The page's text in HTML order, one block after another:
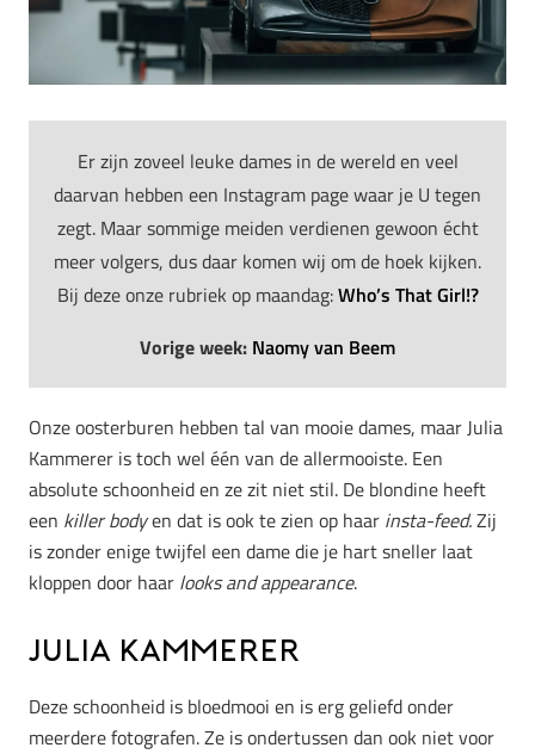
Er zijn zoveel leuke dames in de wereld en veel
daarvan hebben een Instagram page waar je U tegen
zegt. Maar sommige meiden verdienen gewoon écht
meer volgers, dus daar komen wij om de hoek kijken.
Bij deze onze rubriek op maandag:Who’s That Girl!?
Vorige week: Naomy van Beem
Onze oosterburen hebben tal van mooie dames, maar Julia
Kammerer is toch wel één van de allermooiste. Een
absolute schoonheid en ze zit niet stil. De blondine heeft
een killer bodyen dat is ook te zien op haar insta-feed.Zij
is zonder enige twijfel een dame die je hart sneller laat
kloppen door haar looks and appearance.
Julia Kammerer
Deze schoonheid is bloedmooi en is erg geliefd onder
meerdere fotografen. Ze is ondertussen dan ook niet voor